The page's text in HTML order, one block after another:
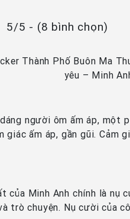
5/5 - (8 bình chọn)
Thành Phố Buôn Ma
yêu – Minh
người ôm ấm áp, một
giác ấm áp, gần gũi.
của Minh Anh chính là nụ
trò chuyện. Nụ cười của